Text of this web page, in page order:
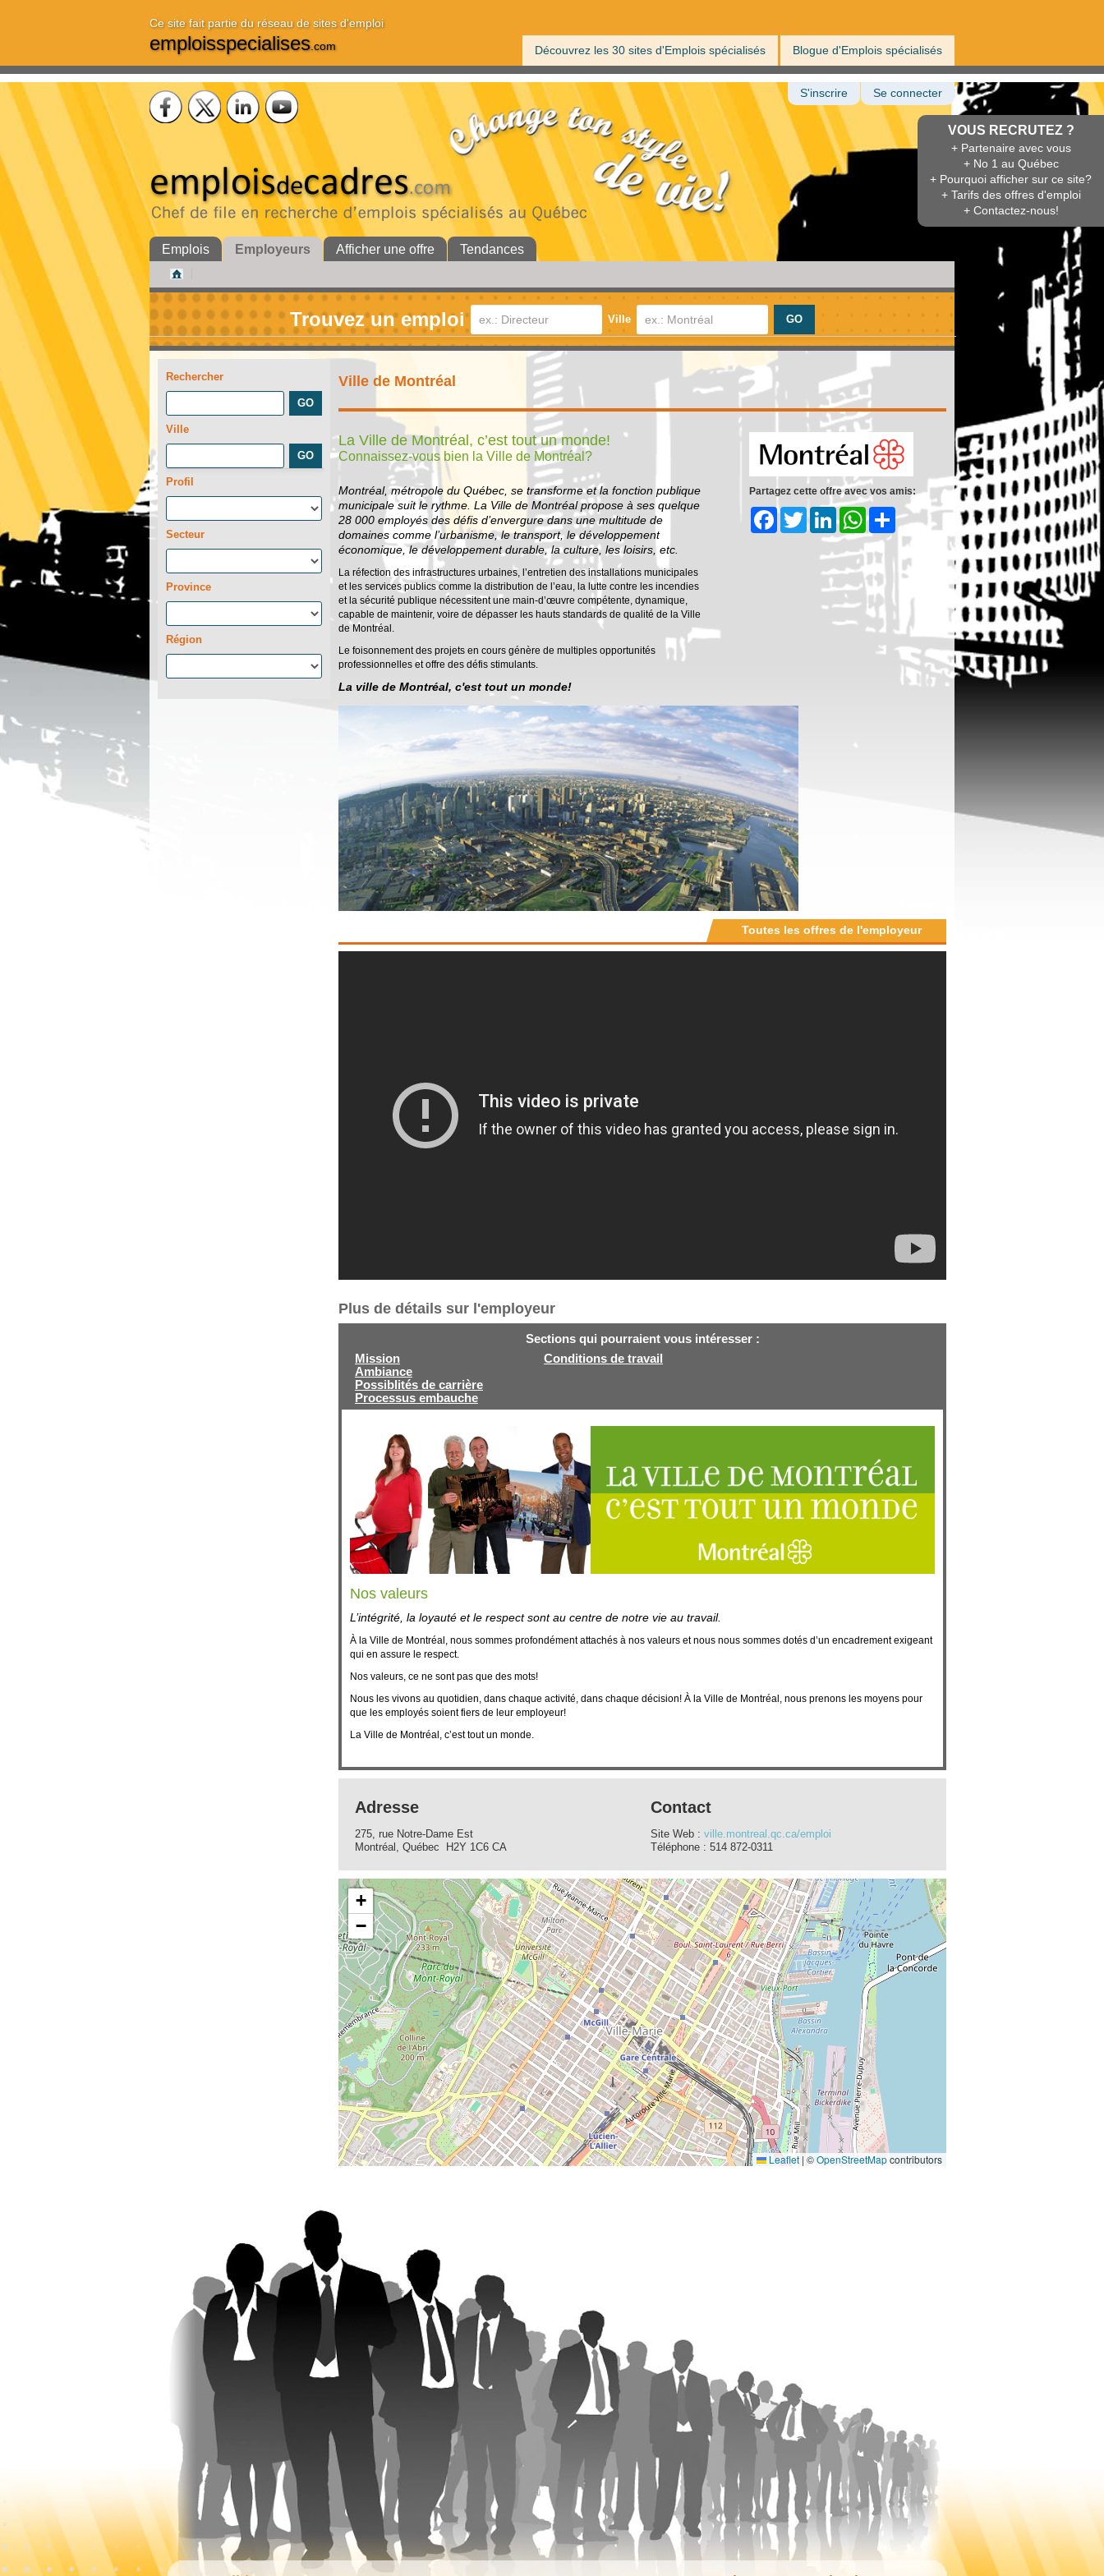
Ce site fait partie du réseau de sites d'emploi
emploisspecialises.com Découvrez les 30 sites d'Emplois spécialisés Blogue d'Emplois spécialisés
VOUS RECRUTEZ ?
+ Partenaire avec vous
+ No 1 au Québec
+ Pourquoi afficher sur ce site?
+ Tarifs des offres d'emploi
+ Contactez-nous!
S'inscrire Se connecter
Emplois Employeurs Afficher une offre Tendances
Trouvez un emploi Ville
Rechercher
Ville
Profil
Secteur
Province
Région
Ville de Montréal
La Ville de Montréal, c’est tout un monde!
Connaissez-vous bien la Ville de Montréal?
Montréal, métropole du Québec, se transforme et la fonction publique
municipale suit le rythme. La Ville de Montréal propose à ses quelque
28 000 employés des défis d’envergure dans une multitude de
domaines comme l’urbanisme, le transport, le développement
économique, le développement durable, la culture, les loisirs, etc.
La réfection des infrastructures urbaines, l’entretien des installations municipales
et les services publics comme la distribution de l’eau, la lutte contre les incendies
et la sécurité publique nécessitent une main-d’œuvre compétente, dynamique,
capable de maintenir, voire de dépasser les hauts standards de qualité de la Ville
de Montréal.
Le foisonnement des projets en cours génère de multiples opportunités
professionnelles et offre des défis stimulants.
La ville de Montréal, c'est tout un monde!
Partagez cette offre avec vos amis:
FacebookTwitter LinkedInWhatsApp
Share
Toutes les offres de l'employeur
Plus de détails sur l'employeur
Sections qui pourraient vous intéresser :
Mission
Ambiance
Possiblités de carrière
Processus embauche
Conditions de travail
Nos valeurs
L’intégrité, la loyauté et le respect sont au centre de notre vie au travail.
À la Ville de Montréal, nous sommes profondément attachés à nos valeurs et nous nous sommes dotés d’un encadrement exigeant
qui en assure le respect.
Nos valeurs, ce ne sont pas que des mots!
Nous les vivons au quotidien, dans chaque activité, dans chaque décision! À la Ville de Montréal, nous prenons les moyens pour
que les employés soient fiers de leur employeur!
La Ville de Montréal, c’est tout un monde.
Adresse
275, rue Notre-Dame Est
Montréal, Québec H2Y 1C6 CA
Contact
Site Web : ville.montreal.qc.ca/emploi
Téléphone : 514 872-0311
+
−
Leaflet | ©OpenStreetMapcontributors